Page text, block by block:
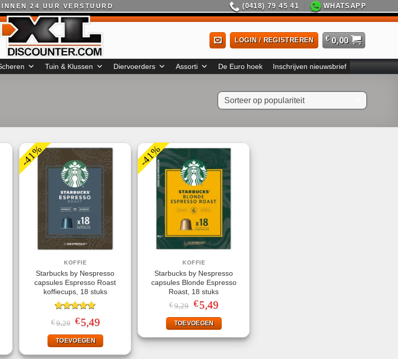
24 UUR VERSTUURD (0418) 79 45 41 WHATSAPP
LOGIN / REGISTREREN € 0,00
Tuin & Klussen Diervoerders Assorti De Euro hoek Inschrijven nieuwsbrief
-41%
KOFFIE
Starbucks by Nespresso
capsules Espresso Roast
koffiecups, 18 stuks
Gewaardeerd
5.00uit 5
€9,29 Oorspronkelijke
prijs
was:
€9,29.
€5,49Huidige
prijs
is:
€5,49.
TOEVOEGEN
-41%
KOFFIE
Starbucks by Nespresso
capsules Blonde Espresso
Roast, 18 stuks
€9,29 Oorspronkelijke
prijs
was:
€9,29.
€5,49Huidige
prijs
is:
€5,49.
TOEVOEGEN